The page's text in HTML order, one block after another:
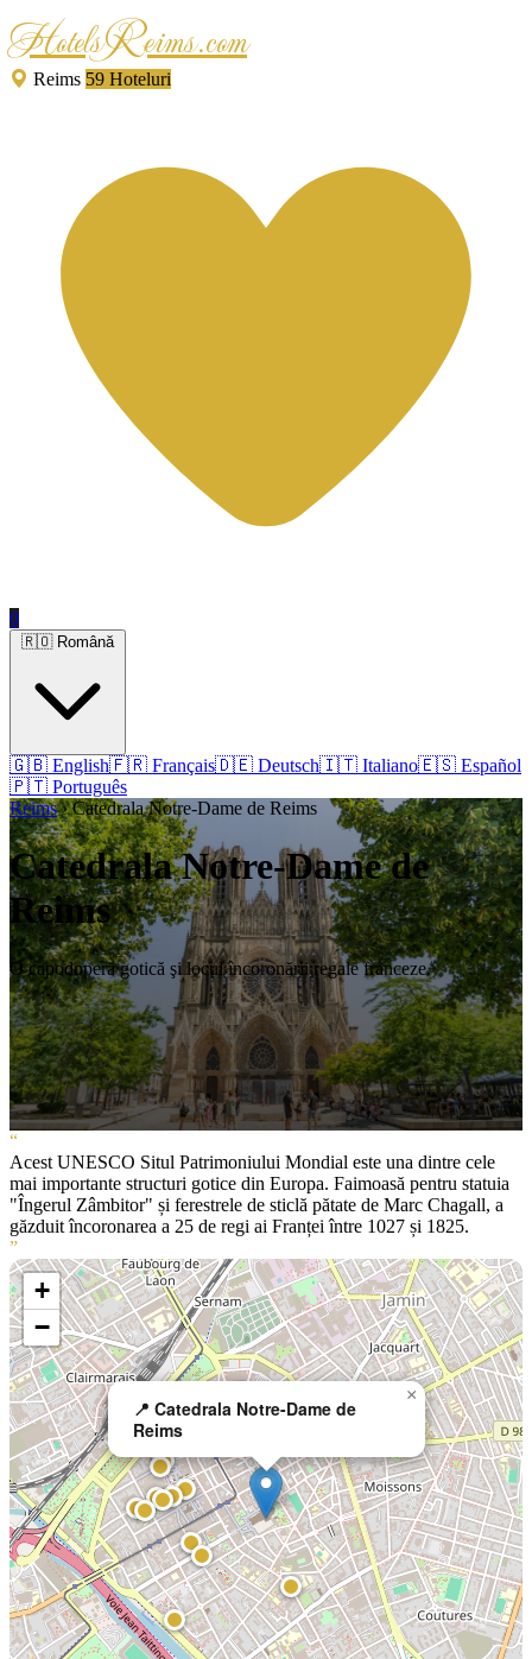
HotelsReims.com
Reims 59 Hoteluri
0
🇷🇴 Română
🇬🇧 English🇫🇷 Français🇩🇪 Deutsch🇮🇹 Italiano🇪🇸 Español
🇵🇹 Português
Reims› Catedrala Notre-Dame de Reims
Catedrala Notre-Dame de
Reims
O capodoperă gotică şi locul încoronării regale franceze.
“
Acest UNESCO Situl Patrimoniului Mondial este una dintre cele
mai importante structuri gotice din Europa. Faimoasă pentru statuia
"Îngerul Zâmbitor" și ferestrele de sticlă pătate de Marc Chagall, a
găzduit încoronarea a 25 de regi ai Franței între 1027 și 1825.
”
📍 Catedrala Notre-Dame de
Reims
×
+
−